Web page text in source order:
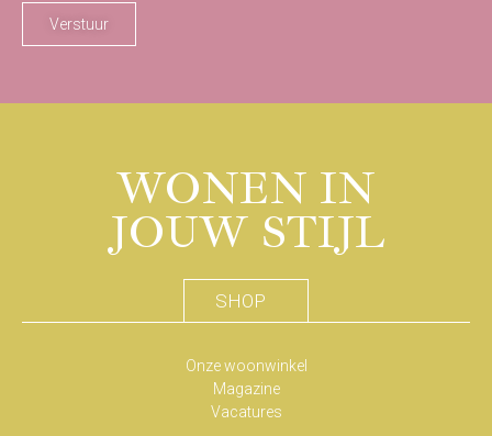
Verstuur
WONEN IN
JOUW STIJL
SHOP
Onze woonwinkel
Magazine
Vacatures